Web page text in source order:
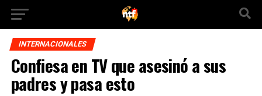
INTERNACIONALES
Confiesa en TV que asesinó a sus
padres y pasa esto